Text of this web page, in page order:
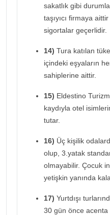
sakatlık gibi
taşıyıcı firmaya
sigortalar geçerlidir.
14) Tura katılan
içindeki eşyaların
sahiplerine aittir.
15) Eldestino
kaydıyla otel
tutar.
16) Üç kişilik
olup, 3.yatak
olmayabilir. Çocuk
yetişkin yanında
17) Yurtdışı
30 gün önce acenta